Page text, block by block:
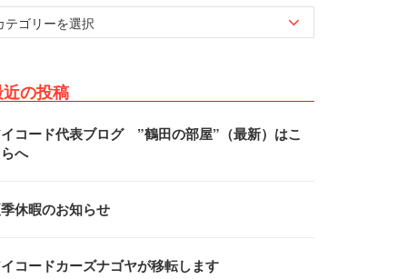
の投稿
コード代表ブログ ”鶴田の部屋”（最新）はこ
へ
休暇のお知らせ
コードカーズナゴヤが移転します